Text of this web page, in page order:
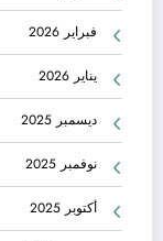
فبراير 2026
يناير 2026
ديسمبر 2025
نوفمبر 2025
أكتوبر 2025